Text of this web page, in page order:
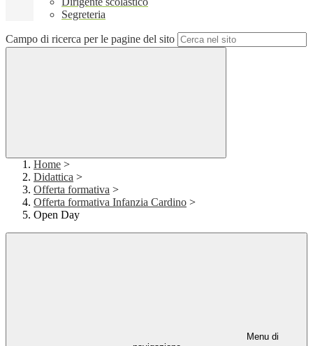
Segreteria
Campo di ricerca per le pagine del sito
Home >
Didattica >
Offerta formativa >
Offerta formativa Infanzia Cardino >
Open Day
Menu di